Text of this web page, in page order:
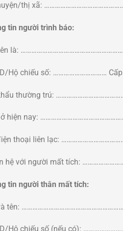
thị xã:
tin người trình báo:
là:
Hộ chiếu số: …………………………
thường trú:
ở hiện nay:
thoại liên lạc:
hệ với người mất tích:
tin người thân mất tích:
tên:
Hộ chiếu số (nếu có):